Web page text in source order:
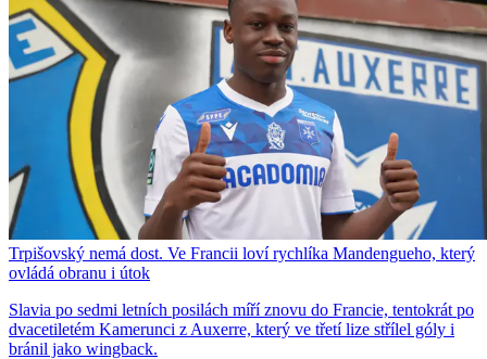
Trpišovský nemá dost. Ve Francii loví rychlíka Mandengueho, který
ovládá obranu i útok
Slavia po sedmi letních posilách míří znovu do Francie, tentokrát po
dvacetiletém Kamerunci z Auxerre, který ve třetí lize střílel góly i
bránil jako wingback.